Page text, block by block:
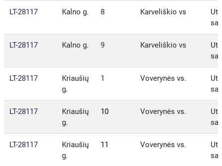
LT-28117 Kalno g. 8 Karveliškio vs
LT-28117 Kalno g. 9 Karveliškio vs
LT-28117
Kriaušių
g.
1 Voverynės vs.
LT-28117
Kriaušių
g.
10 Voverynės vs.
LT-28117
Kriaušių
g.
11 Voverynės vs.